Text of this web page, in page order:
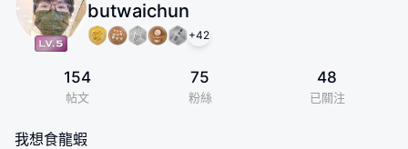
butwaichun
+42
154
帖文
75
粉絲
48
已關注
我想食龍蝦